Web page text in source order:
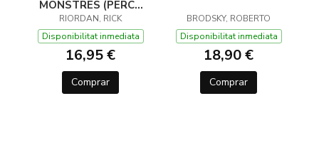
MONSTRES (PERCY
JACKSON I ELS DÉUS
DE L'OLIMP 2)
RIORDAN, RICK
Disponibilitat inmediata
16,95 €
Comprar
BRODSKY, ROBERTO
Disponibilitat inmediata
18,90 €
Comprar